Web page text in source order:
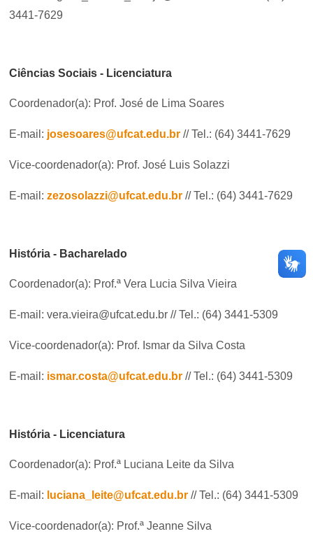
3441-7629
Ciências Sociais - Licenciatura
Coordenador(a): Prof. José de Lima Soares
E-mail: josesoares@ufcat.edu.br // Tel.: (64) 3441-7629
Vice-coordenador(a): Prof. José Luis Solazzi
E-mail: zezosolazzi@ufcat.edu.br // Tel.: (64) 3441-7629
História - Bacharelado
Coordenador(a): Prof.ª Vera Lucia Silva Vieira
E-mail: vera.vieira@ufcat.edu.br // Tel.: (64) 3441-5309
Vice-coordenador(a): Prof. Ismar da Silva Costa
E-mail: ismar.costa@ufcat.edu.br // Tel.: (64) 3441-5309
História - Licenciatura
Coordenador(a): Prof.ª Luciana Leite da Silva
E-mail: luciana_leite@ufcat.edu.br // Tel.: (64) 3441-5309
Vice-coordenador(a): Prof.ª Jeanne Silva